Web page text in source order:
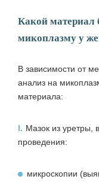
Какой материал
микоплазму у
В зависимости от
анализ на
материала:
I. Мазок из уретры,
проведения:
микроскопии